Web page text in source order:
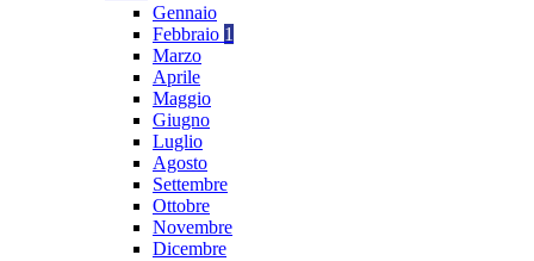
Gennaio
Febbraio 1
Marzo
Aprile
Maggio
Giugno
Luglio
Agosto
Settembre
Ottobre
Novembre
Dicembre